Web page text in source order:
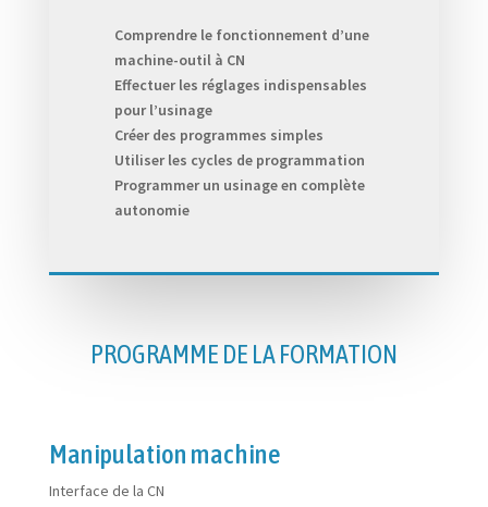
Comprendre le fonctionnement d’une
machine-outil à CN
Effectuer les réglages indispensables
pour l’usinage
Créer des programmes simples
Utiliser les cycles de programmation
Programmer un usinage en complète
autonomie
PROGRAMME DE LA FORMATION
Manipulation machine
Interface de la CN